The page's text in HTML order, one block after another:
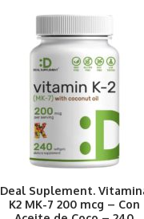
Deal Suplement.
K2 MK-7 200 mcg – Con